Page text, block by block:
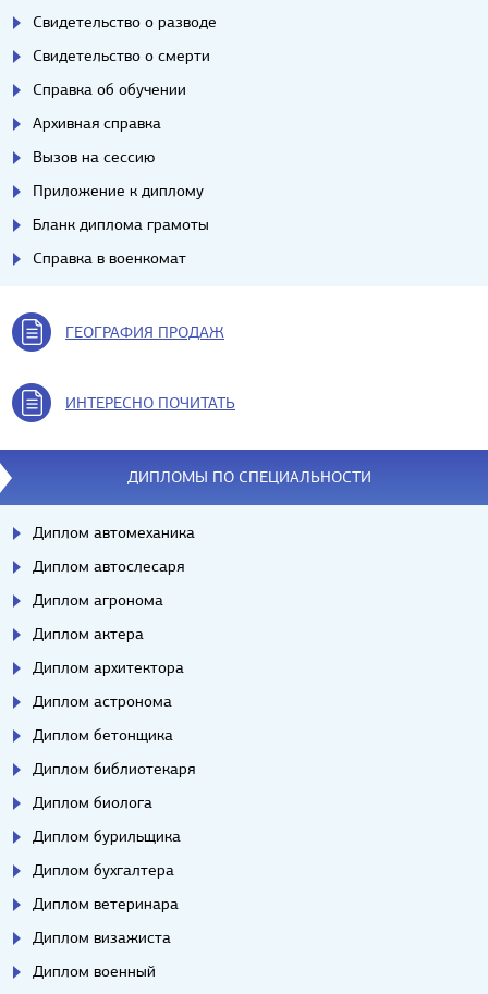
Свидетельство о разводе
Свидетельство о смерти
Справка об обучении
Архивная справка
Вызов на сессию
Приложение к диплому
Бланк диплома грамоты
Справка в военкомат
ГЕОГРАФИЯ ПРОДАЖ
ИНТЕРЕСНО ПОЧИТАТЬ
ДИПЛОМЫ ПО СПЕЦИАЛЬНОСТИ
Диплом автомеханика
Диплом автослесаря
Диплом агронома
Диплом актера
Диплом архитектора
Диплом астронома
Диплом бетонщика
Диплом библиотекаря
Диплом биолога
Диплом бурильщика
Диплом бухгалтера
Диплом ветеринара
Диплом визажиста
Диплом военный